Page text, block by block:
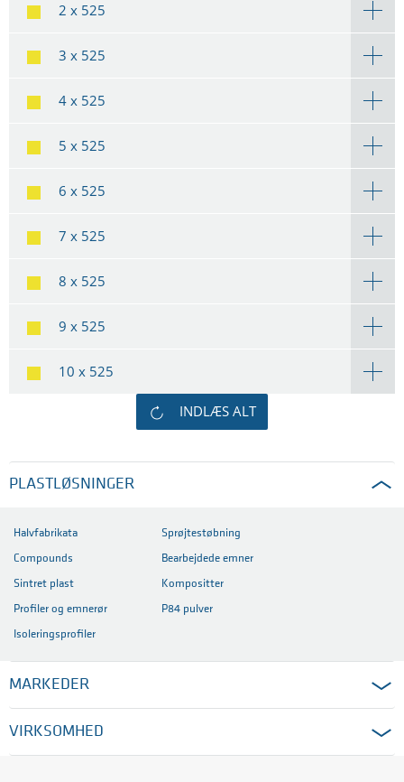
2 x 525
3 x 525
4 x 525
5 x 525
6 x 525
7 x 525
8 x 525
9 x 525
10 x 525
INDLÆS ALT
PLASTLØSNINGER
Halvfabrikata
Compounds
Sintret plast
Profiler og emnerør
Sprøjtestøbning
Bearbejdede emner
Kompositter
P84 pulver
Isoleringsprofiler
MARKEDER
VIRKSOMHED